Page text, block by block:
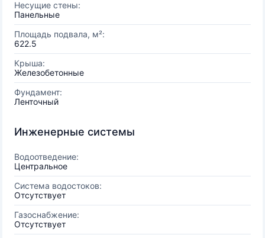
Несущие стены:
Панельные
Площадь подвала, м²:
622.5
Крыша:
Железобетонные
Фундамент:
Ленточный
Инженерные системы
Водоотведение:
Центральное
Система водостоков:
Отсутствует
Газоснабжение:
Отсутствует